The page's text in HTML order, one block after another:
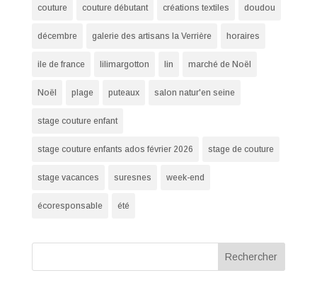
couture couture débutant créations textiles doudou
décembre galerie des artisans la Verrière horaires
ile de france lilimargotton lin marché de Noël
Noël plage puteaux salon natur'en seine
stage couture enfant
stage couture enfants ados février 2026 stage de couture
stage vacances suresnes week-end
écoresponsable été